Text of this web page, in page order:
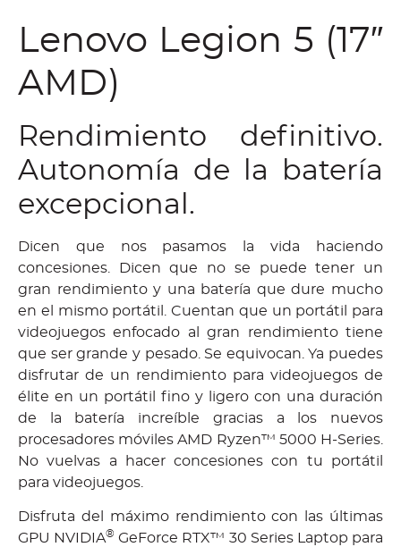
Lenovo Legion 5 (17″
AMD)
Rendimiento definitivo.
Autonomía de la batería
excepcional.
Dicen que nos pasamos la vida haciendo
concesiones. Dicen que no se puede tener un
gran rendimiento y una batería que dure mucho
en el mismo portátil. Cuentan que un portátil para
videojuegos enfocado al gran rendimiento tiene
que ser grande y pesado. Se equivocan. Ya puedes
disfrutar de un rendimiento para videojuegos de
élite en un portátil fino y ligero con una duración
de la batería increíble gracias a los nuevos
procesadores móviles AMD Ryzen™ 5000 H-Series.
No vuelvas a hacer concesiones con tu portátil
para videojuegos.
Disfruta del máximo rendimiento con las últimas
GPU NVIDIA® GeForce RTX™ 30 Series Laptop para